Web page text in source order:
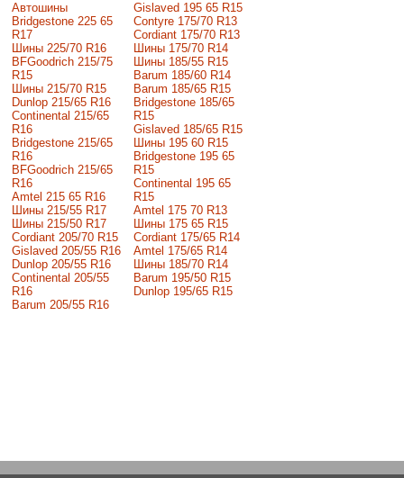
Автошины
Bridgestone 225 65
R17
Шины 225/70 R16
BFGoodrich 215/75
R15
Шины 215/70 R15
Dunlop 215/65 R16
Continental 215/65
R16
Bridgestone 215/65
R16
BFGoodrich 215/65
R16
Amtel 215 65 R16
Шины 215/55 R17
Шины 215/50 R17
Сordiant 205/70 R15
Gislaved 205/55 R16
Dunlop 205/55 R16
Continental 205/55
R16
Barum 205/55 R16
Gislaved 195 65 R15
Contyre 175/70 R13
Cordiant 175/70 R13
Шины 175/70 R14
Шины 185/55 R15
Barum 185/60 R14
Barum 185/65 R15
Bridgestone 185/65
R15
Gislaved 185/65 R15
Шины 195 60 R15
Bridgestone 195 65
R15
Continental 195 65
R15
Amtel 175 70 R13
Шины 175 65 R15
Cordiant 175/65 R14
Amtel 175/65 R14
Шины 185/70 R14
Barum 195/50 R15
Dunlop 195/65 R15